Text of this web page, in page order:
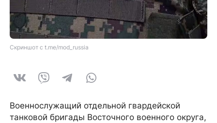
Скриншот с t.me/mod_russia
Военнослужащий отдельной гвардейской
танковой бригады Восточного военного округа,